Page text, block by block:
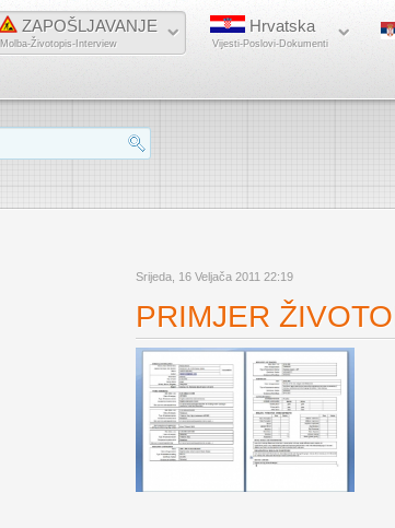
ZAPOŠLJAVANJE
Molba-Životopis-Interview
Hrvatska
Vijesti-Poslovi-Dokumenti
Srijeda, 16 Veljača 2011 22:19
PRIMJER